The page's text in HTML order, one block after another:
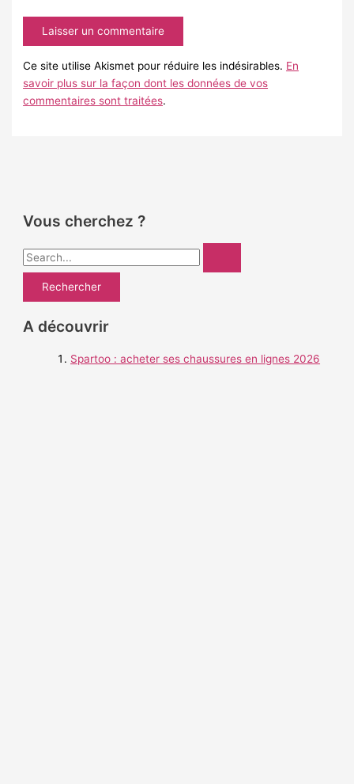
Ce site utilise Akismet pour réduire les indésirables. En
savoir plus sur la façon dont les données de vos
commentaires sont traitées.
Vous cherchez ?
R
e
A découvrir
Spartoo : acheter ses chaussures en lignes 2026